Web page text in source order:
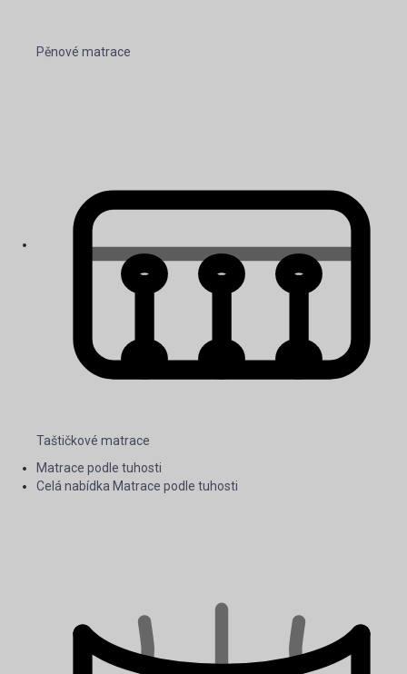
Pěnové matrace
Taštičkové matrace
Matrace podle tuhosti
Celá nabídka Matrace podle tuhosti